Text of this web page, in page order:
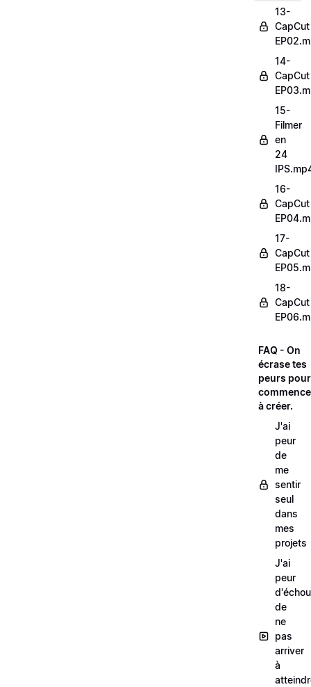
13-
CapCut
14-
CapCut
15-
Filmer
en
24
16-
CapCut
17-
CapCut
18-
CapCut
FAQ - On
écrase tes
peurs pour
à créer.
J'ai
peur
de
me
sentir
seul
dans
mes
projets
J'ai
peur
de
ne
pas
arriver
à